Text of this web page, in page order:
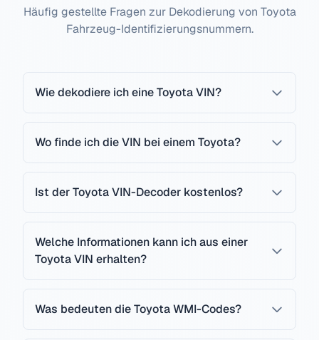
Häufig gestellte Fragen zur Dekodierung von Toyota
Fahrzeug-Identifizierungsnummern.
Wie dekodiere ich eine Toyota VIN?
Wo finde ich die VIN bei einem Toyota?
Ist der Toyota VIN-Decoder kostenlos?
Welche Informationen kann ich aus einer
Toyota VIN erhalten?
Was bedeuten die Toyota WMI-Codes?